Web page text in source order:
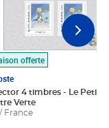
offerte
4 timbres - Le Petit
Verte
France